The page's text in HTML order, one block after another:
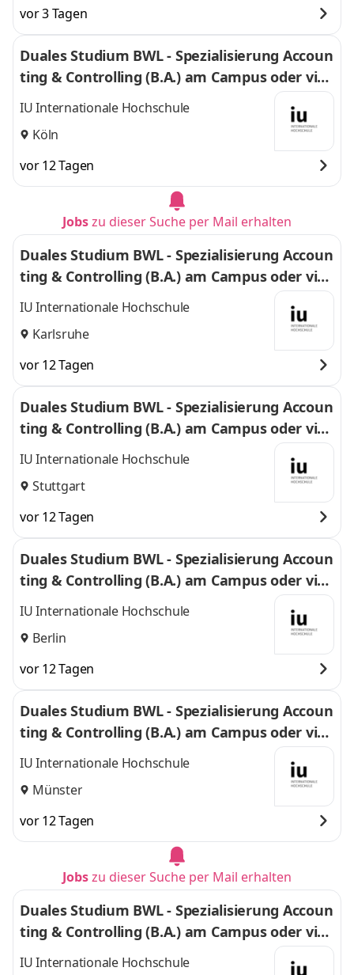
vor 3 Tagen
Duales Studium BWL - Spezialisierung Accoun
ting & Controlling (B.A.) am Campus oder virt
uell
IU Internationale Hochschule
Köln
vor 12 Tagen
Jobszu dieser Suche per Mail erhalten
Duales Studium BWL - Spezialisierung Accoun
ting & Controlling (B.A.) am Campus oder virt
uell
IU Internationale Hochschule
Karlsruhe
vor 12 Tagen
Duales Studium BWL - Spezialisierung Accoun
ting & Controlling (B.A.) am Campus oder virt
uell
IU Internationale Hochschule
Stuttgart
vor 12 Tagen
Duales Studium BWL - Spezialisierung Accoun
ting & Controlling (B.A.) am Campus oder virt
uell
IU Internationale Hochschule
Berlin
vor 12 Tagen
Duales Studium BWL - Spezialisierung Accoun
ting & Controlling (B.A.) am Campus oder virt
uell
IU Internationale Hochschule
Münster
vor 12 Tagen
Jobszu dieser Suche per Mail erhalten
Duales Studium BWL - Spezialisierung Accoun
ting & Controlling (B.A.) am Campus oder virt
uell
IU Internationale Hochschule